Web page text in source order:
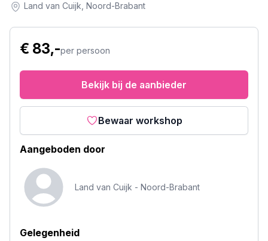
Land van Cuijk , Noord-Brabant
€ 83,-per persoon
Bekijk bij de aanbieder
Bewaar workshop
Aangeboden door
Land van Cuijk - Noord-Brabant
Gelegenheid